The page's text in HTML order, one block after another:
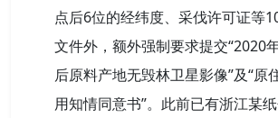
点后6位的经纬度、采伐许可证等
文件外，额外强制要求提交“2020
后原料产地无毁林卫星影像”及“原
用知情同意书”。此前已有浙江某